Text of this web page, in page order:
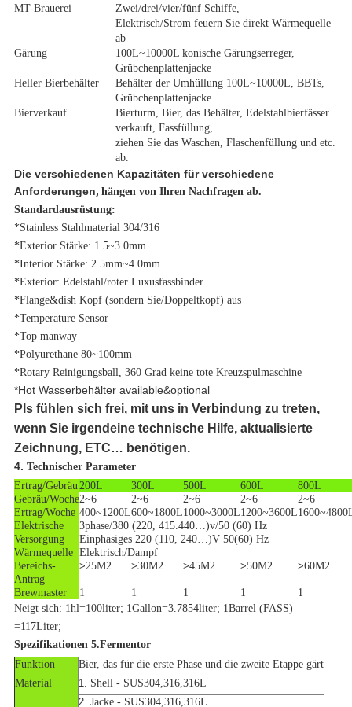
MT-Brauerei
Zwei/drei/vier/fünf Schiffe,
Elektrisch/Strom feuern Sie direkt Wärmequelle
ab
Gärung
100L~10000L konische Gärungserreger,
Grübchenplattenjacke
Heller Bierbehälter
Behälter der Umhüllung 100L~10000L, BBTs,
Grübchenplattenjacke
Bierverkauf
Bierturm, Bier, das Behälter, Edelstahlbierfässer
verkauft, Fassfüllung,
ziehen Sie das Waschen, Flaschenfüllung und etc.
ab.
Die verschiedenen Kapazitäten für verschiedene
Anforderungen, hängen von Ihren Nachfragen ab.
Standardausrüstung:
*Stainless Stahlmaterial 304/316
*Exterior Stärke: 1.5~3.0mm
*Interior Stärke: 2.5mm~4.0mm
*Exterior: Edelstahl/roter Luxusfassbinder
*Flange&dish Kopf (sondern Sie/Doppeltkopf) aus
*Temperature Sensor
*Top manway
*Polyurethane 80~100mm
*Rotary Reinigungsball, 360 Grad keine tote Kreuzspulmaschine
*Hot Wasserbehälter available&optional
Pls fühlen sich frei, mit uns in Verbindung zu treten,
wenn Sie irgendeine technische Hilfe, aktualisierte
Zeichnung, ETC… benötigen.
4. Technischer Parameter
Ertrag/Gebräu 200L 300L 500L 600L
800L
Gebräu/Woche2~6 2~6 2~6 2~6
2~6
Ertrag/Woche 400~1200L600~1800L1000~3000L1200~3600L
Elektrische
Versorgung
3phase/380 (220, 415.440…)v/50 (60) Hz
Einphasiges 220 (110, 240…)V 50(60) Hz
Wärmequelle Elektrisch/Dampf
Bereichs-
Antrag
>25M2 >30M2 >45M2 >50M2 >60M2
Brewmaster 1 1 1 1
1
Neigt sich: 1hl=100liter; 1Gallon=3.7854liter; 1Barrel (FASS)
=117Liter;
Spezifikationen 5.Fermentor
Funktion
Bier, das für die erste Phase und die zweite Etappe gärt
Material
1. Shell - SUS304,316,316L
2. Jacke - SUS304,316,316L